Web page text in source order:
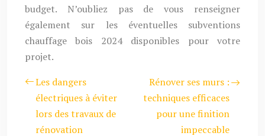
budget. N’oubliez pas de vous renseigner
également sur les éventuelles subventions
chauffage bois 2024 disponibles pour votre
projet.
Les dangers
électriques à éviter
lors des travaux de
rénovation
Rénover ses murs :
techniques efficaces
pour une finition
impeccable